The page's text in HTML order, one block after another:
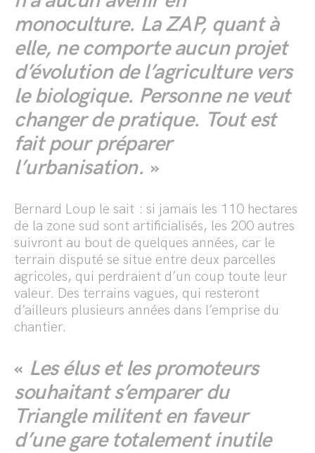
monoculture. La ZAP, quant à
elle, ne comporte aucun projet
d’évolution de l’agriculture vers
le biologique. Personne ne veut
changer de pratique. Tout est
fait pour préparer
l’urbanisation. »
Bernard Loup le sait : si jamais les 110 hectares
de la zone sud sont artificialisés, les 200 autres
suivront au bout de quelques années, car le
terrain disputé se situe entre deux parcelles
agricoles, qui perdraient d’un coup toute leur
valeur. Des terrains vagues, qui resteront
d’ailleurs plusieurs années dans l’emprise du
chantier.
« Les élus et les promoteurs
souhaitant s’emparer du
Triangle militent en faveur
d’une gare totalement inutile